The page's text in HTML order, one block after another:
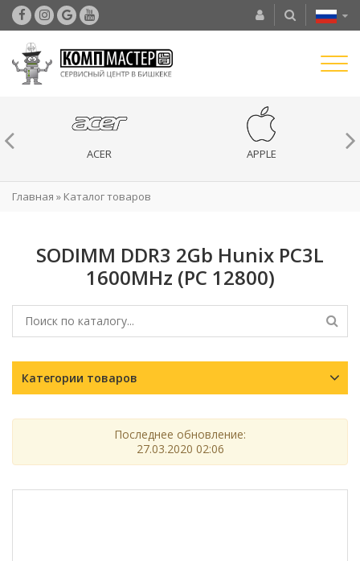
ACER APPLE
Главная » Каталог товаров
SODIMM DDR3 2Gb Hunix PC3L
1600MHz (PC 12800)
Категории товаров
Последнее обновление:
27.03.2020 02:06